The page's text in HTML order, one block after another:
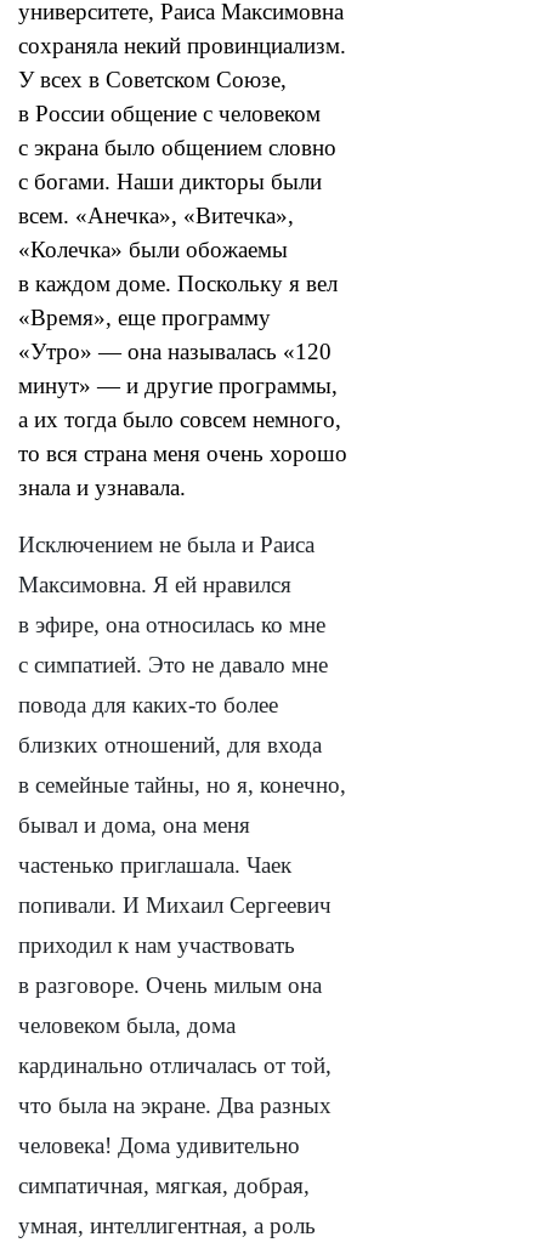
университете, Раиса Максимовна
сохраняла некий провинциализм.
У всех в Советском Союзе,
в России общение с человеком
с экрана было общением словно
с богами. Наши дикторы были
всем. «Анечка», «Витечка»,
«Колечка» были обожаемы
в каждом доме. Поскольку я вел
«Время», еще программу
«Утро» — она называлась «120
минут» — и другие программы,
а их тогда было совсем немного,
то вся страна меня очень хорошо
знала и узнавала.
Исключением не была и Раиса
Максимовна. Я ей нравился
в эфире, она относилась ко мне
с симпатией. Это не давало мне
повода для каких-то более
близких отношений, для входа
в семейные тайны, но я, конечно,
бывал и дома, она меня
частенько приглашала. Чаек
попивали. И Михаил Сергеевич
приходил к нам участвовать
в разговоре. Очень милым она
человеком была, дома
кардинально отличалась от той,
что была на экране. Два разных
человека! Дома удивительно
симпатичная, мягкая, добрая,
умная, интеллигентная, а роль